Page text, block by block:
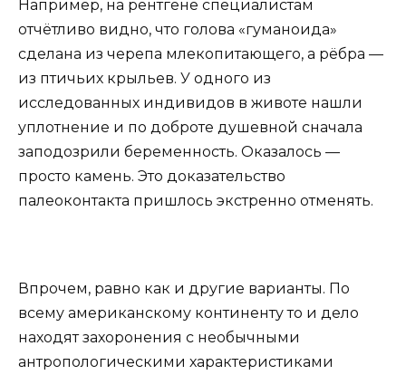
Например, на рентгене специалистам
отчётливо видно, что голова «гуманоида»
сделана из черепа млекопитающего, а рёбра —
из птичьих крыльев. У одного из
исследованных индивидов в животе нашли
уплотнение и по доброте душевной сначала
заподозрили беременность. Оказалось —
просто камень. Это доказательство
палеоконтакта пришлось экстренно отменять.
Впрочем, равно как и другие варианты. По
всему американскому континенту то и дело
находят захоронения с необычными
антропологическими характеристиками